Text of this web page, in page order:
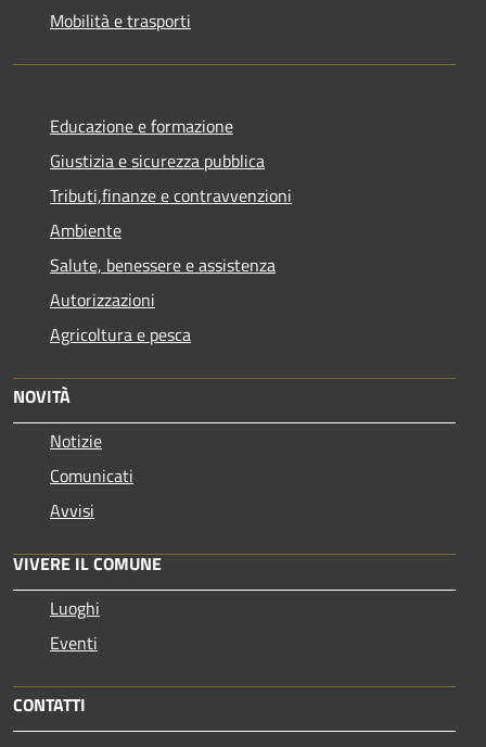
Mobilità e trasporti
Educazione e formazione
Giustizia e sicurezza pubblica
Tributi,finanze e contravvenzioni
Ambiente
Salute, benessere e assistenza
Autorizzazioni
Agricoltura e pesca
NOVITÀ
Notizie
Comunicati
Avvisi
VIVERE IL COMUNE
Luoghi
Eventi
CONTATTI